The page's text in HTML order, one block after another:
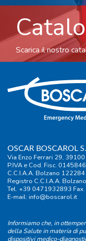
Scarica il nostro
OSCAR BOSCAROL
Via Enzo Ferrari 29,
P.IVA e Cod. Fisc.
C.C.I.A.A. Bolzano
Registro C.C.I.A.A.
Tel. +39 0471932893
E-mail: info@boscarol.it
Informiamo che, in
della Salute in materia di
dispositivi medico-